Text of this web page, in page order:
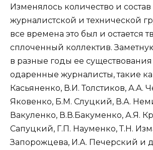
Изменялось количество и состав
журналистской и технической
все времена это был и остается
сплоченный коллектив.
в разные годы ее
одаренные журналисты, такие
Касьяненко, В.И. Толстиков, А.А.
Яковенко, Б.М. Слуцкий, В.А.
Вакуленко, В.В.Бакуменко, А.Я.
Сапуцкий, Г.П. Науменко, Т.Н.
Запорожцева, И.А. Печерский и